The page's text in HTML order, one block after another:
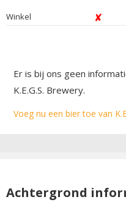
Winkel
Er is bij ons geen
K.E.G.S. Brewery.
Voeg nu een bier toe van
Achtergrond